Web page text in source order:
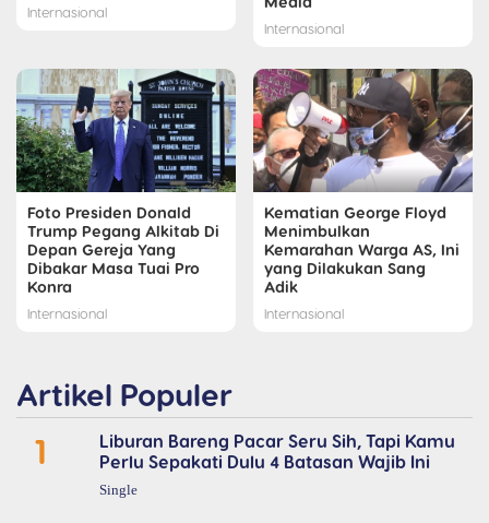
Internasional
Internasional
Foto Presiden Donald
Trump Pegang Alkitab Di
Depan Gereja Yang
Dibakar Masa Tuai Pro
Konra
Internasional
Kematian George Floyd
Menimbulkan
Kemarahan Warga AS, Ini
yang Dilakukan Sang
Adik
Internasional
Artikel Populer
1
Liburan Bareng Pacar Seru Sih, Tapi Kamu
Perlu Sepakati Dulu 4 Batasan Wajib Ini
Single